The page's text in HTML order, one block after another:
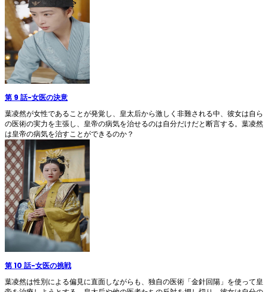
第 9 話-女医の決意
葉凌然が女性であることが発覚し、皇太后から激しく非難される中、彼女は自ら
の医術の実力を主張し、皇帝の病気を治せるのは自分だけだと断言する。葉凌然
は皇帝の病気を治すことができるのか？
第 10 話-女医の挑戦
葉凌然は性別による偏見に直面しながらも、独自の医術「金針回陽」を使って皇